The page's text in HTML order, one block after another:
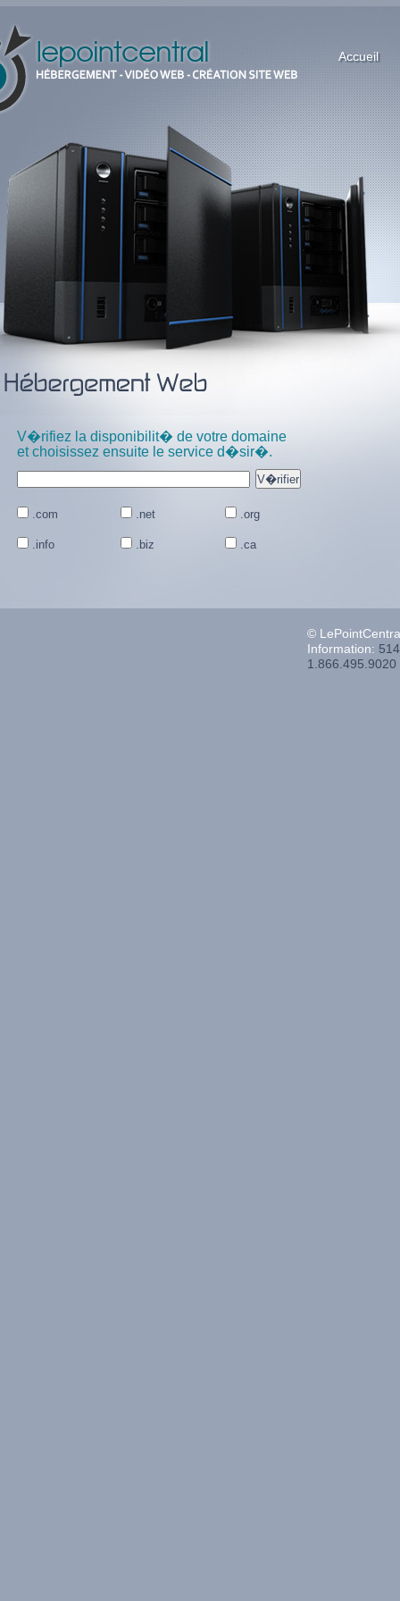
Accueil
V�rifiez la disponibilit� de votre domaine
et choisissez ensuite le service d�sir�.
.com .net .org
.info .biz .ca
©
Information:
1.866.495.9020